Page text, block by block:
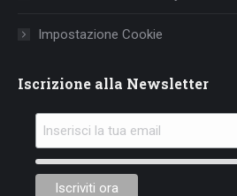
Impostazione Cookie
Iscrizione alla Newsletter